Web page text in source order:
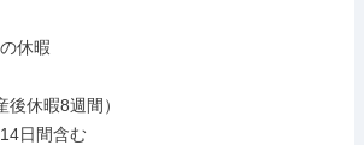
休暇
後休暇8週間）
日間含む